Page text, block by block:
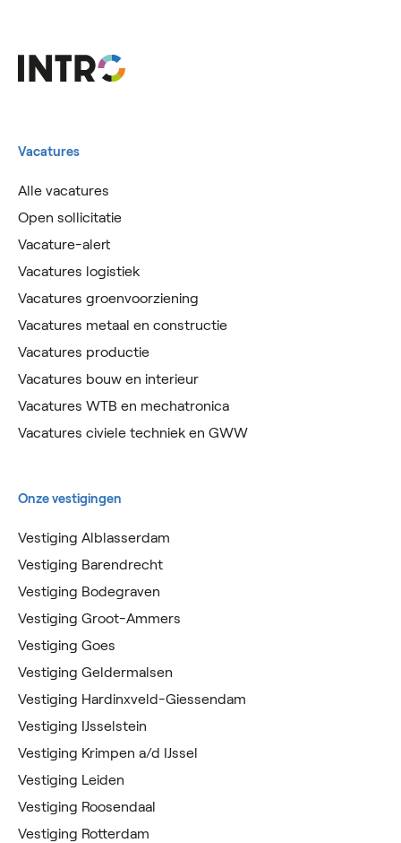
Vacatures
Alle vacatures
Open sollicitatie
Vacature-alert
Vacatures logistiek
Vacatures groenvoorziening
Vacatures metaal en constructie
Vacatures productie
Vacatures bouw en interieur
Vacatures WTB en mechatronica
Vacatures civiele techniek en GWW
Onze vestigingen
Vestiging Alblasserdam
Vestiging Barendrecht
Vestiging Bodegraven
Vestiging Groot-Ammers
Vestiging Goes
Vestiging Geldermalsen
Vestiging Hardinxveld-Giessendam
Vestiging IJsselstein
Vestiging Krimpen a/d IJssel
Vestiging Leiden
Vestiging Roosendaal
Vestiging Rotterdam